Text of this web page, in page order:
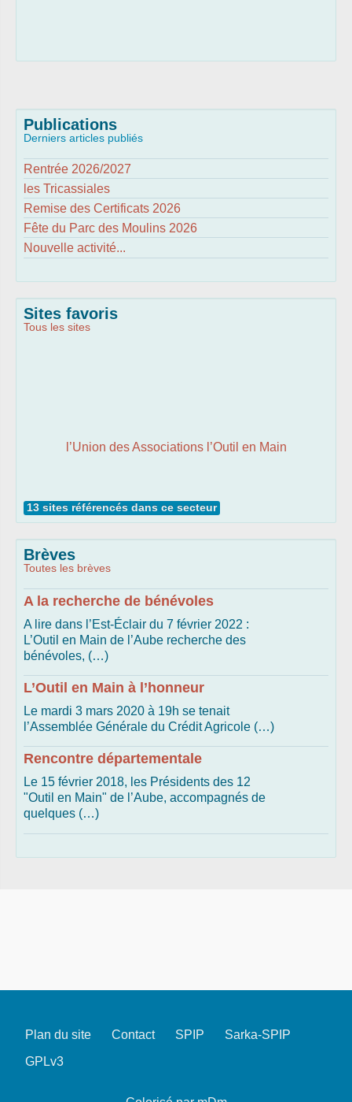
Publications
Derniers articles publiés
Rentrée 2026/2027
les Tricassiales
Remise des Certificats 2026
Fête du Parc des Moulins 2026
Nouvelle activité...
Sites favoris
Tous les sites
l’Union des Associations l’Outil en Main
13 sites référencés dans ce secteur
Brèves
Toutes les brèves
A la recherche de bénévoles
A lire dans l’Est-Éclair du 7 février 2022 :
L’Outil en Main de l’Aube recherche des
bénévoles, (…)
L’Outil en Main à l’honneur
Le mardi 3 mars 2020 à 19h se tenait
l’Assemblée Générale du Crédit Agricole (…)
Rencontre départementale
Le 15 février 2018, les Présidents des 12
"Outil en Main" de l’Aube, accompagnés de
quelques (…)
Plan du site Contact SPIP
Sarka-SPIP
GPLv3